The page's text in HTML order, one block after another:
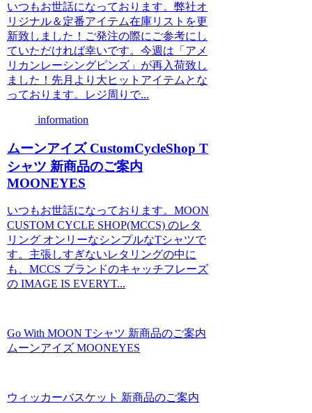
いつもお世話になっております。弊社オ
リジナル＆定番アイテム在庫リストを更
新致しました！ご発注の際にご参考にし
ていただければ幸いです。今週は「アメ
リカンレーシングピンズ」が再入荷致し
ました！先月より大ヒットアイテムとな
っております。レジ周りで...
information
ムーンアイズ CustomCycleShop T
シャツ 新商品のご案内
MOONEYES
いつもお世話になっております。MOON
CUSTOM CYCLE SHOP(MCCS) のレタ
リング オンリーなシンプルなTシャツで
す。主張しすぎないレタリングの中に
も、MCCS ブランドのキャッチフレーズ
の IMAGE IS EVERYT...
Go With MOON Tシャツ 新商品のご案内
ムーンアイズ MOONEYES
ウィッカーバスケット 新商品のご案内